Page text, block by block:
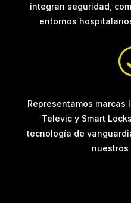
integran seguridad,
entornos
Representamos marcas
Televic y Smart
tecnología de
nuestros